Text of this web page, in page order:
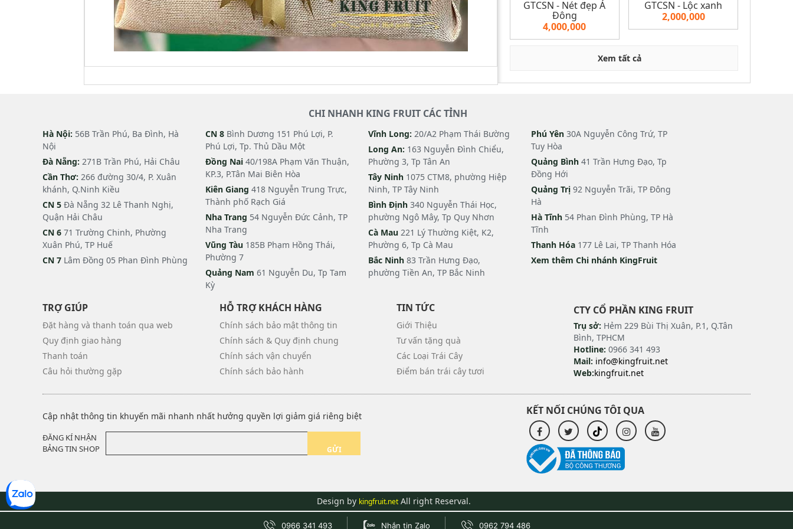
GTCSN - Nét đẹp Á
Đông
4,000,000
GTCSN - Lộc xanh
2,000,000
Xem tất cả
CHI NHANH KING FRUIT CÁC TỈNH
Hà Nội: 56B Trần Phú, Ba Đình, Hà
Nội
Đà Nẵng: 271B Trần Phú, Hải Châu
Cần Thơ: 266 đường 30/4, P. Xuân
khánh, Q.Ninh Kiều
CN 5 Đà Nẵng 32 Lê Thanh Nghị,
Quận Hải Châu
CN 6 71 Trường Chinh, Phường
Xuân Phú, TP Huế
CN 7 Lâm Đồng 05 Phan Đình Phùng
CN 8 Bình Dương 151 Phú Lợi, P.
Phú Lợi, Tp. Thủ Dầu Một
Đồng Nai 40/198A Phạm Văn Thuận,
KP.3, P.Tân Mai Biên Hòa
Kiên Giang 418 Nguyễn Trung Trực,
Thành phố Rạch Giá
Nha Trang 54 Nguyễn Đức Cảnh, TP
Nha Trang
Vũng Tàu 185B Phạm Hồng Thái,
Phường 7
Quảng Nam 61 Nguyễn Du, Tp Tam
Kỳ
Vĩnh Long: 20/A2 Phạm Thái Bường
Long An: 163 Nguyễn Đình Chiểu,
Phường 3, Tp Tân An
Tây Ninh 1075 CTM8, phường Hiệp
Ninh, TP Tây Ninh
Bình Định 340 Nguyễn Thái Học,
phường Ngô Mây, Tp Quy Nhơn
Cà Mau 221 Lý Thường Kiệt, K2,
Phường 6, Tp Cà Mau
Bắc Ninh 83 Trần Hưng Đạo,
phường Tiền An, TP Bắc Ninh
Phú Yên 30A Nguyễn Công Trứ, TP
Tuy Hòa
Quảng Bình 41 Trần Hưng Đạo, Tp
Đồng Hới
Quảng Trị 92 Nguyễn Trãi, TP Đông
Hà
Hà Tĩnh 54 Phan Đình Phùng, TP Hà
Tĩnh
Thanh Hóa 177 Lê Lai, TP Thanh Hóa
Xem thêm Chi nhánh KingFruit
TRỢ GIÚP
Đặt hàng và thanh toán qua web
Quy định giao hàng
Thanh toán
Câu hỏi thường gặp
HỖ TRỢ KHÁCH HÀNG
Chính sách bảo mật thông tin
Chính sách & Quy định chung
Chính sách vận chuyển
Chính sách bảo hành
TIN TỨC
Giới Thiệu
Tư vấn tặng quà
Các Loại Trái Cây
Điểm bán trái cây tươi
CTY CỔ PHẦN KING FRUIT
Trụ sở: Hẻm 229 Bùi Thị Xuân, P.1, Q.Tân
Bình, TPHCM
Hotline: 0966 341 493
Mail: info@kingfruit.net
Web:kingfruit.net
Cập nhật thông tin khuyến mãi nhanh nhất hưởng quyền lợi giảm giá riêng biệt
ĐĂNG KÍ NHẬN
BẢNG TIN SHOP
GỬI
KẾT NỐI CHÚNG TÔI QUA
Design by kingfruit.netAll right Reserval.
0966 341 493 Nhắn tin Zalo 0962 794 486